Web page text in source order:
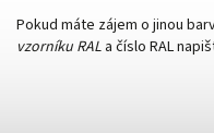
Pokud máte zájem o jinou
vzorníku RAL a číslo RAL